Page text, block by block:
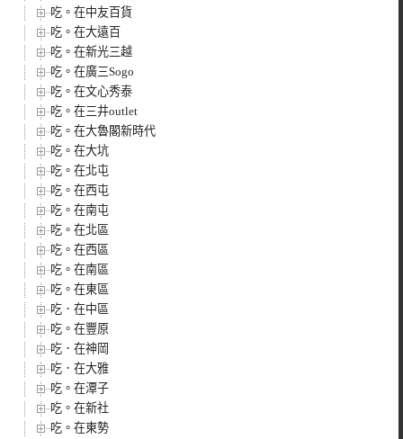
吃。在中友百貨
吃。在大遠百
吃。在新光三越
吃。在廣三Sogo
吃。在文心秀泰
吃。在三井outlet
吃。在大魯閣新時代
吃。在大坑
吃。在北屯
吃。在西屯
吃。在南屯
吃。在北區
吃。在西區
吃。在南區
吃。在東區
吃．在中區
吃。在豐原
吃．在神岡
吃．在大雅
吃。在潭子
吃。在新社
吃。在東勢